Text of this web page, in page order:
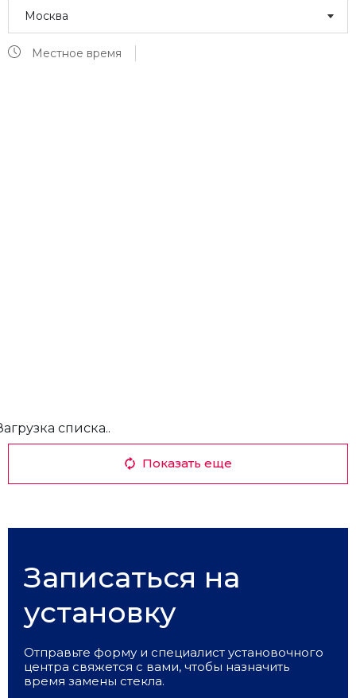
Москва
Местное время
списка..
Показать еще
Записаться на
установку
Отправьте форму и специалист установочного
центра свяжется с вами, чтобы назначить
время замены стекла.